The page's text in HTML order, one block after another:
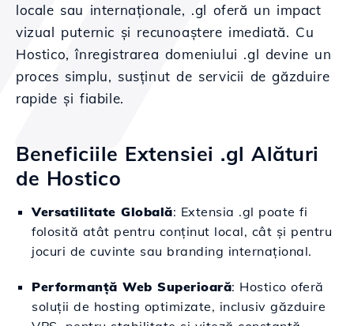
locale sau internaționale, .gl oferă un impact
vizual puternic și recunoaștere imediată. Cu
Hostico, înregistrarea domeniului .gl devine un
proces simplu, susținut de servicii de găzduire
rapide și fiabile.
Beneficiile Extensiei .gl Alături
de Hostico
Versatilitate Globală: Extensia .gl poate fi
folosită atât pentru conținut local, cât și pentru
jocuri de cuvinte sau branding internațional.
Performanță Web Superioară: Hostico oferă
soluții de hosting optimizate, inclusiv găzduire